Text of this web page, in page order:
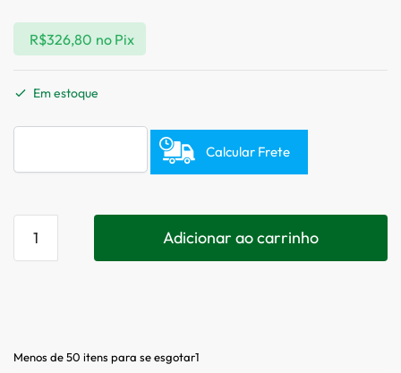
R$326,80 no Pix
Em estoque
Calcular Frete
Adicionar ao carrinho
Menos de 50 itens para se esgotar1